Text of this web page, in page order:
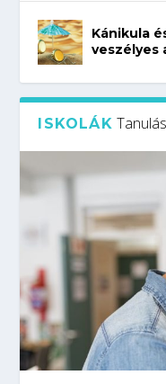
Kánikula
veszélyes
ISKOLÁK